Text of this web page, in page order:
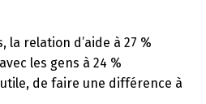
la relation d’aide à 27 %
les gens à 24 %
de faire une différence à